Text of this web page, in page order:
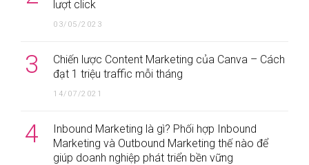
lượt click
03/05/2023
3
Chiến lược Content Marketing của Canva – Cách
đạt 1 triệu traffic mỗi tháng
14/07/2021
4
Inbound Marketing là gì? Phối hợp Inbound
Marketing và Outbound Marketing thế nào để
giúp doanh nghiệp phát triển bền vững